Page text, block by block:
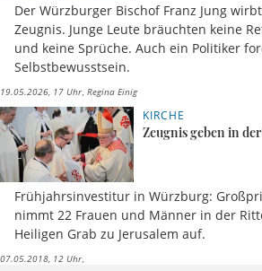
Der Würzburger Bischof Franz Jung
Zeugnis. Junge Leute bräuchten keine
und keine Sprüche. Auch ein Politiker
Selbstbewusstsein.
19.05.2026, 17 Uhr Regina Einig
KIRCHE
Zeugnis geben in
Frühjahrsinvestitur in Würzburg:
nimmt 22 Frauen und Männer in der
Heiligen Grab zu Jerusalem auf.
07.05.2018, 12 Uhr